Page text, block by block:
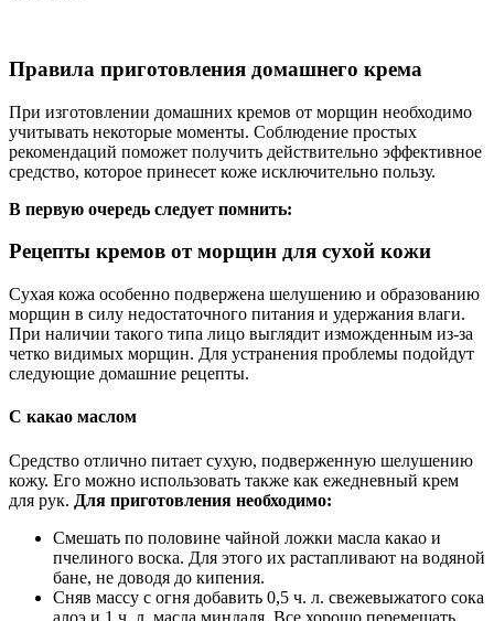
Правила приготовления домашнего крема
При изготовлении домашних кремов от морщин необходимо
учитывать некоторые моменты. Соблюдение простых
рекомендаций поможет получить действительно эффективное
средство, которое принесет коже исключительно пользу.
В первую очередь следует помнить:
Рецепты кремов от морщин для сухой кожи
Сухая кожа особенно подвержена шелушению и образованию
морщин в силу недостаточного питания и удержания влаги.
При наличии такого типа лицо выглядит изможденным из-за
четко видимых морщин. Для устранения проблемы подойдут
следующие домашние рецепты.
С какао маслом
Средство отлично питает сухую, подверженную шелушению
кожу. Его можно использовать также как ежедневный крем
для рук. Для приготовления необходимо:
Смешать по половине чайной ложки масла какао и
пчелиного воска. Для этого их растапливают на водяной
бане, не доводя до кипения.
Сняв массу с огня добавить 0,5 ч. л. свежевыжатого сока
алоэ и 1 ч. л. масла миндаля. Все хорошо перемешать.